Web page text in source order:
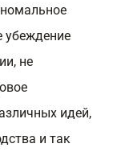
убеждение
не
идей,
и так